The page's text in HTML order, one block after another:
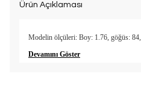
Ürün Açıklaması
Modelin ölçüleri: Boy: 1.76, göğüs:
Devamını Göster